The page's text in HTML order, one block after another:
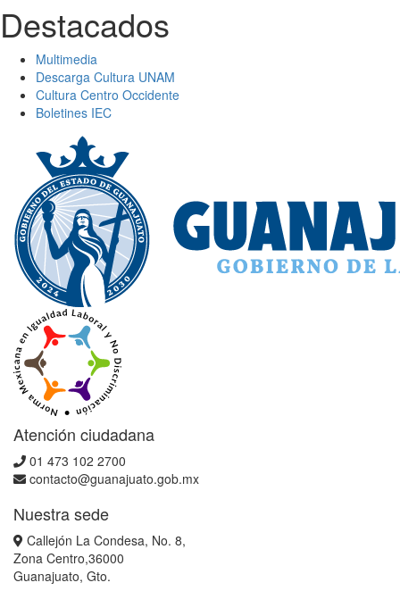
Destacados
Multimedia
Descarga Cultura UNAM
Cultura Centro Occidente
Boletines IEC
Atención ciudadana
01 473 102 2700
contacto@guanajuato.gob.mx
Nuestra sede
Callejón La Condesa, No. 8,
Zona Centro,36000
Guanajuato, Gto.